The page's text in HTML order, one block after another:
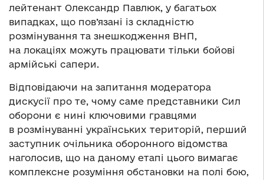
лейтенант Олександр Павлюк, у багатьох
випадках, що пов’язані із складністю
розмінування та знешкодження ВНП,
на локаціях можуть працювати тільки бойові
армійські сапери.
Відповідаючи на запитання модератора
дискусії про те, чому саме представники Сил
оборони є нині ключовими гравцями
в розмінуванні українських територій, перший
заступник очільника оборонного відомства
наголосив, що на даному етапі цього вимагає
комплексне розуміння обстановки на полі бою,